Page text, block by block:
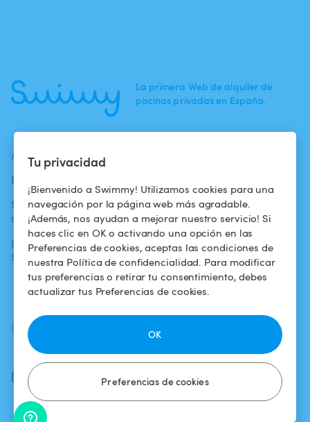
Tu privacidad
¡Bienvenido a Swimmy! Utilizamos cookies para una
navegación por la página web más agradable.
¡Además, nos ayudan a mejorar nuestro servicio! Si
haces clic en OK o activando una opción en las
Preferencias de cookies, aceptas las condiciones de
nuestra Política de confidencialidad. Para modificar
tus preferencias o retirar tu consentimiento, debes
actualizar tus Preferencias de cookies.
Preferencias de cookies
OK
La primera Web de alquiler de
piscinas privadas en España.
ACTUALIDADES
Blog
Swimmy en los
medios
La aventura
Swimmy
Para los
propietarios
Alquilar mi
piscina
¿Cómo funciona?
Condiciones de
uso
Política de
confidencialidad
Aviso legal
SÍGUENOS
Facebook
Instagram